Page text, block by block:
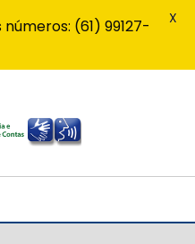
(61) 99127-
X